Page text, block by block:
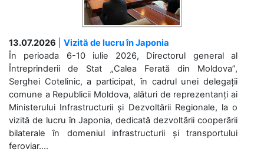
13.07.2026
Vizită de lucru în Japonia
În perioada 6-10 iulie 2026, Directorul general al
Întreprinderii de Stat „Calea Ferată din Moldova”,
Serghei Cotelinic, a participat, în cadrul unei delegații
comune a Republicii Moldova, alături de reprezentanți ai
Ministerului Infrastructurii și Dezvoltării Regionale, la o
vizită de lucru în Japonia, dedicată dezvoltării cooperării
bilaterale în domeniul infrastructurii și transportului
feroviar....